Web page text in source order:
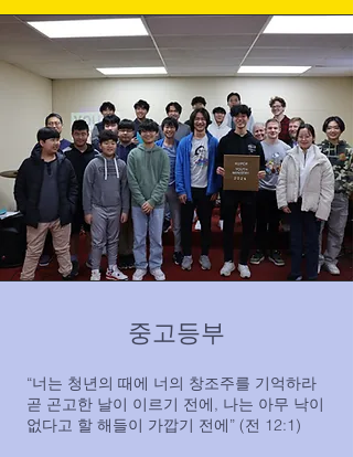
중고등부
“너는 청년의 때에 너의 창조주를 기억하라
곧 곤고한 날이 이르기 전에, 나는 아무 낙이
없다고 할 해들이 가깝기 전에” (전 12:1)